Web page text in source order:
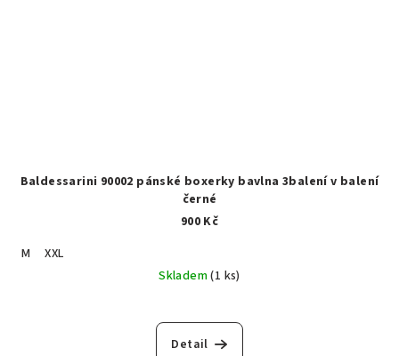
Baldessarini 90002 pánské boxerky bavlna 3balení v balení
černé
900 Kč
M
XXL
Skladem(1 ks)
Detail